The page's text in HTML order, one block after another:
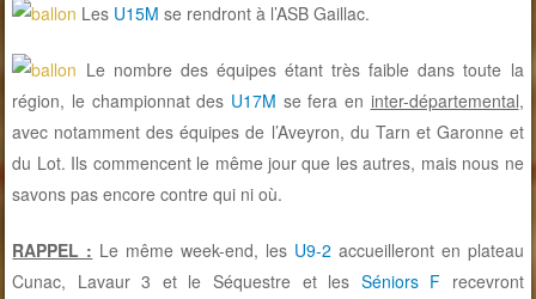
Les U15M se rendront à l’ASB Gaillac.
Le nombre des équipes étant très faible dans toute la
région, le championnat des U17M se fera en inter-départemental,
avec notamment des équipes de l’Aveyron, du Tarn et Garonne et
du Lot. Ils commencent le même jour que les autres, mais nous ne
savons pas encore contre qui ni où.
RAPPEL : Le même week-end, les U9-2 accueilleront en plateau
Cunac, Lavaur 3 et le Séquestre et les Séniors F recevront